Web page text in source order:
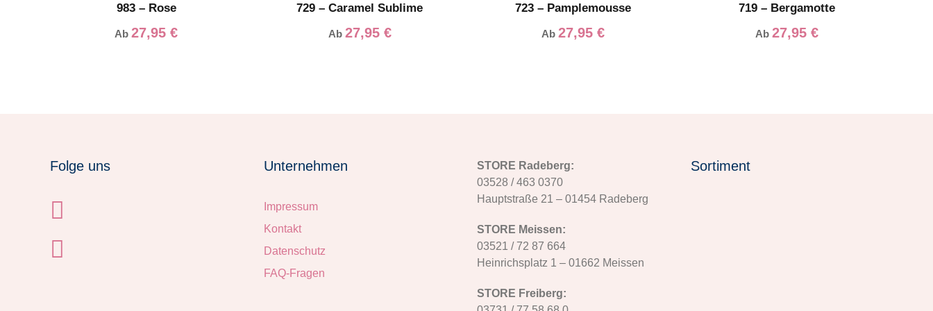
983 – Rose
Ab27,95€
729 – Caramel Sublime
Ab 27,95 €
723 – Pamplemousse
Ab27,95€
719 – Bergamotte
Ab 27,95 €
Folge uns Unternehmen
Impressum
Kontakt
Datenschutz
FAQ-Fragen
STORE Radeberg:
03528 / 463 0370
Hauptstraße 21 – 01454 Radeberg
STORE Meissen:
03521 / 72 87 664
Heinrichsplatz 1 – 01662 Meissen
STORE Freiberg:
Sortiment